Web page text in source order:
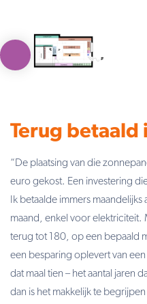
Terug betaald
“De plaatsing van die
euro gekost. Een investering
Ik betaalde immers
maand, enkel voor elektriciteit.
terug tot 180, op een bepaald
een besparing oplevert van
dat maal tien – het aantal jaren
dan is het makkelijk te